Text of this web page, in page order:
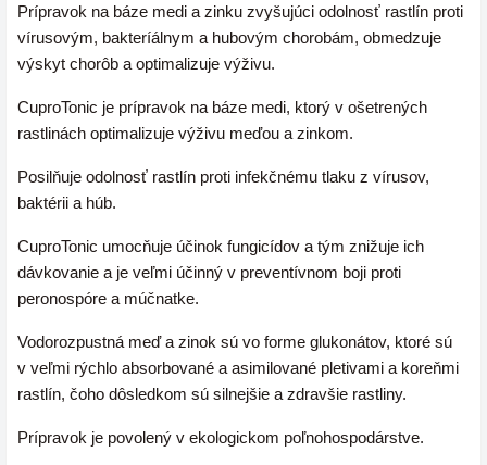
Prípravok na báze medi a zinku zvyšujúci odolnosť rastlín proti
vírusovým, bakteríálnym a hubovým chorobám, obmedzuje
výskyt chorôb a optimalizuje výživu.
CuproTonic je prípravok na báze medi, ktorý v ošetrených
rastlinách optimalizuje výživu meďou a zinkom.
Posilňuje odolnosť rastlín proti infekčnému tlaku z vírusov,
baktérii a húb.
CuproTonic umocňuje účinok fungicídov a tým znižuje ich
dávkovanie a je veľmi účinný v preventívnom boji proti
peronospóre a múčnatke.
Vodorozpustná meď a zinok sú vo forme glukonátov, ktoré sú
v veľmi rýchlo absorbované a asimilované pletivami a koreňmi
rastlín, čoho dôsledkom sú silnejšie a zdravšie rastliny.
Prípravok je povolený v ekologickom poľnohospodárstve.